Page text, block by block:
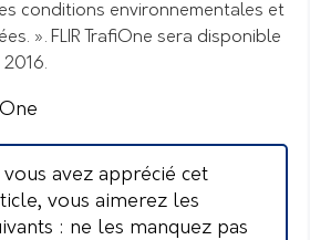
conditions environnementales et
». FLIR TrafiOne sera disponible
vous avez apprécié cet
vous aimerez les
: ne les manquez pas